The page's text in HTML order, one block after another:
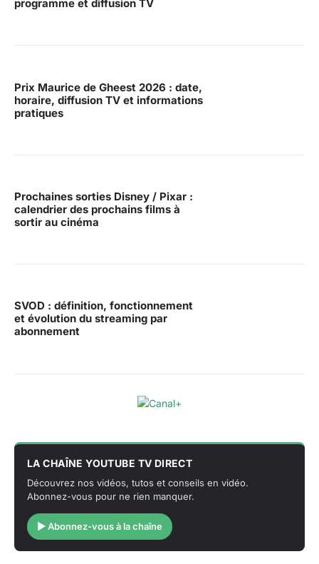
programme et diffusion TV
Prix Maurice de Gheest 2026 : date,
horaire, diffusion TV et informations
pratiques
Prochaines sorties Disney / Pixar :
calendrier des prochains films à
sortir au cinéma
SVOD : définition, fonctionnement
et évolution du streaming par
abonnement
LA CHAÎNE YOUTUBE TV DIRECT
Découvrez nos vidéos, tutos et conseils en vidéo.
Abonnez-vous pour ne rien manquer.
▶ Abonnez-vous à la chaîne